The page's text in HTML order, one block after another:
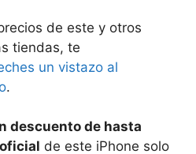
de este y otros
tiendas, te
un vistazo al
.
descuento de hasta
de este iPhone solo